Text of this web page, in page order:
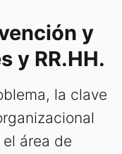
y
y RR.HH.
la clave
área de